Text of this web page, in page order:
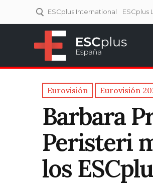
ESCplus International ESCplus
Eurovisión Eurovisión
Barbara
Peristeri
los